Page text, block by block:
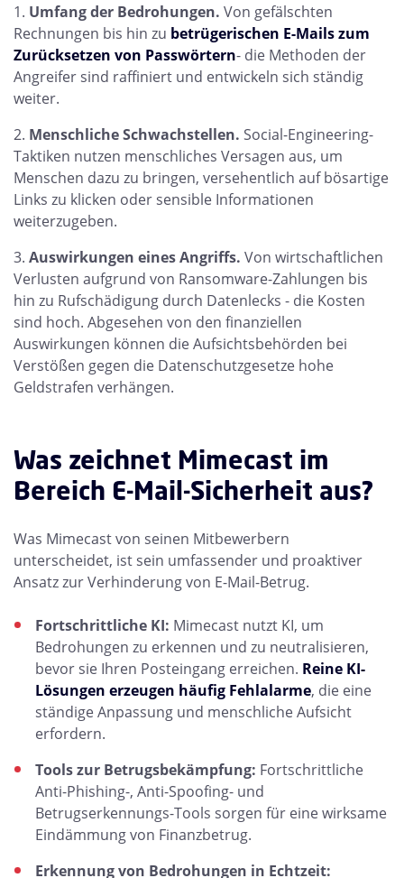
Umfang der Bedrohungen. Von gefälschten
Rechnungen bis hin zu betrügerischen E-Mails zum
Zurücksetzen von Passwörtern- die Methoden der
Angreifer sind raffiniert und entwickeln sich ständig
weiter.
Menschliche Schwachstellen. Social-Engineering-
Taktiken nutzen menschliches Versagen aus, um
Menschen dazu zu bringen, versehentlich auf bösartige
Links zu klicken oder sensible Informationen
weiterzugeben.
Auswirkungen eines Angriffs. Von wirtschaftlichen
Verlusten aufgrund von Ransomware-Zahlungen bis
hin zu Rufschädigung durch Datenlecks - die Kosten
sind hoch. Abgesehen von den finanziellen
Auswirkungen können die Aufsichtsbehörden bei
Verstößen gegen die Datenschutzgesetze hohe
Geldstrafen verhängen.
Was zeichnet Mimecast im
Bereich E-Mail-Sicherheit aus?
Was Mimecast von seinen Mitbewerbern
unterscheidet, ist sein umfassender und proaktiver
Ansatz zur Verhinderung von E-Mail-Betrug.
Fortschrittliche KI: Mimecast nutzt KI, um
Bedrohungen zu erkennen und zu neutralisieren,
bevor sie Ihren Posteingang erreichen. Reine KI-
Lösungen erzeugen häufig Fehlalarme, die eine
ständige Anpassung und menschliche Aufsicht
erfordern.
Tools zur Betrugsbekämpfung: Fortschrittliche
Anti-Phishing-, Anti-Spoofing- und
Betrugserkennungs-Tools sorgen für eine wirksame
Eindämmung von Finanzbetrug.
Erkennung von Bedrohungen in Echtzeit: